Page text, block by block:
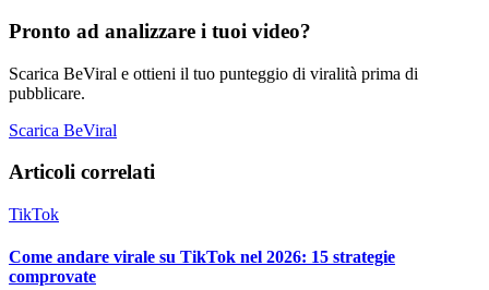
Pronto ad analizzare i tuoi video?
Scarica BeViral e ottieni il tuo punteggio di viralità prima di
pubblicare.
Scarica BeViral
Articoli correlati
TikTok
Come andare virale su TikTok nel 2026: 15 strategie
comprovate